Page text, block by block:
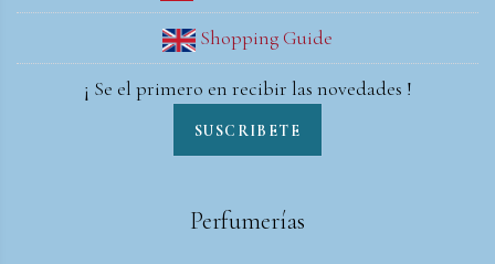
Shopping Guide
¡ Se el primero en recibir las novedades !
SUSCRIBETE
Perfumerías